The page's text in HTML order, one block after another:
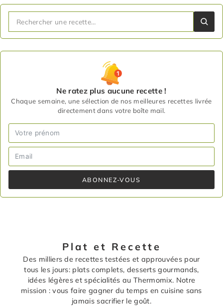
Ne ratez plus aucune recette !
Chaque semaine, une sélection de nos meilleures recettes livrée
directement dans votre boîte mail.
ABONNEZ-VOUS
Plat et Recette
Des milliers de recettes testées et approuvées pour
tous les jours: plats complets, desserts gourmands,
idées légères et spécialités au Thermomix. Notre
mission : vous faire gagner du temps en cuisine sans
jamais sacrifier le goût.